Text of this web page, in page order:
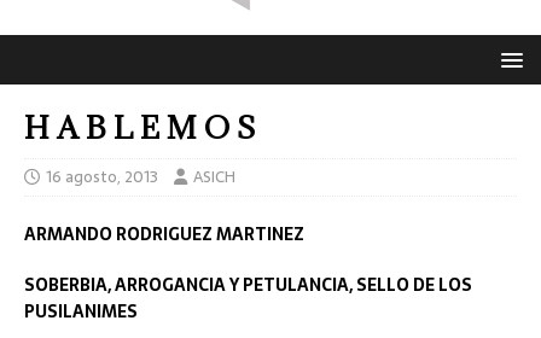
H A B L E M O S
16 agosto, 2013 ASICH
ARMANDO RODRIGUEZ MARTINEZ
SOBERBIA, ARROGANCIA Y PETULANCIA, SELLO DE LOS
PUSILANIMES